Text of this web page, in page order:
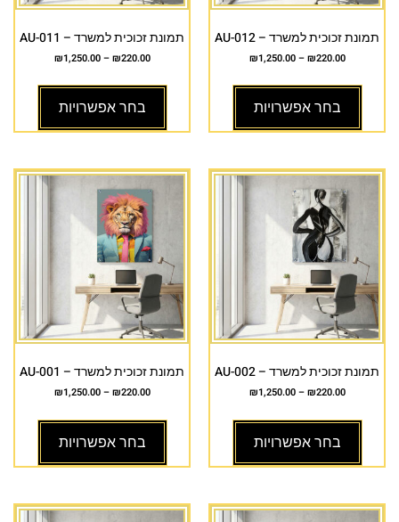
תמונת זכוכית למשרד – AU-012
₪220.00
–
₪1,250.00
בחר אפשרויות
תמונת זכוכית למשרד – AU-011
₪220.00
–
₪1,250.00
בחר אפשרויות
תמונת זכוכית למשרד – AU-002
₪220.00
–
₪1,250.00
בחר אפשרויות
תמונת זכוכית למשרד – AU-001
₪220.00
–
₪1,250.00
בחר אפשרויות